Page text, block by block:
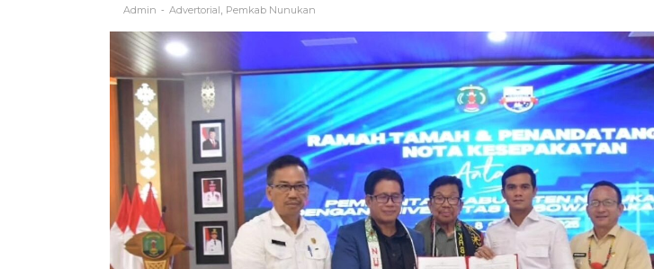
dengan
Bill
?
Admin - Advertorial Pemkab Nunukan